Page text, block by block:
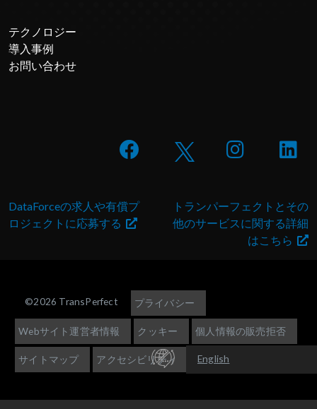
テクノロジー
導入事例
お問い合わせ
DataForceの求人や有償プ
ロジェクトに応募する
トランパーフェクトとその
他のサービスに関する詳細
はこちら
©2026 TransPerfect プライバシー
Webサイト運営者情報 クッキー 個人情報の販売拒否
サイトマップ アクセシビリティ English
Latina)